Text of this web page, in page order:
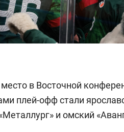
в Восточной
плей-офф стали
и омский